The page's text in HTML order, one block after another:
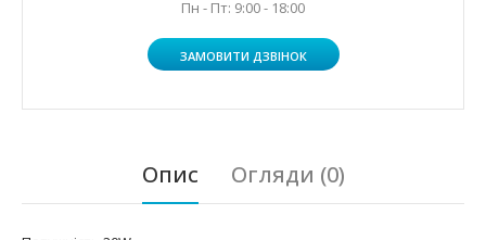
Пн - Пт: 9:00 - 18:00
ЗАМОВИТИ ДЗВІНОК
Опис Огляди (0)